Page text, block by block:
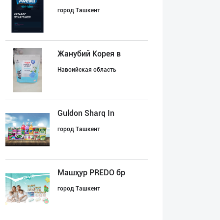
город Ташкент
Жанубий Корея в
Навоийская область
Guldon Sharq In
город Ташкент
Машҳур PREDO бр
город Ташкент